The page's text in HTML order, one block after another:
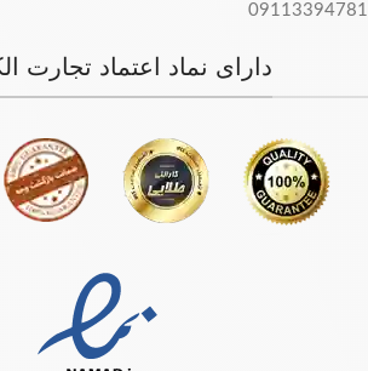
09113394781
دارای نماد اعتماد تجارت